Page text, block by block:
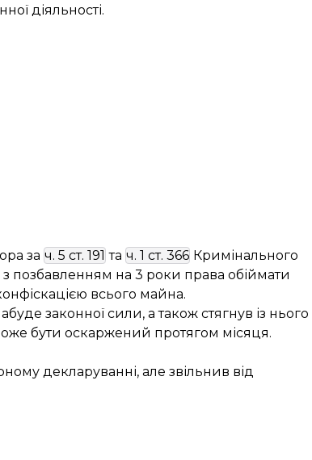
діяльності.
за ч. 5 ст. 191 та ч. 1 ст. 366 Кримінального
позбавленням на 3 роки права обіймати
всього майна.
законної сили, а також стягнув із нього
бути оскаржений протягом місяця.
декларуванні, але звільнив від